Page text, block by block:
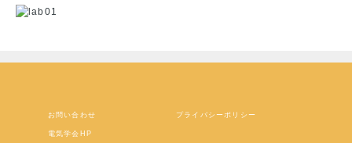
お問い合わせ プライバシーポリシー
電気学会HP